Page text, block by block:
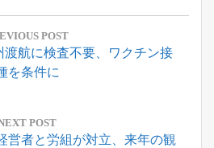
POST
渡航に検査不要、ワクチン接
を条件に
POST
営者と労組が対立、来年の観